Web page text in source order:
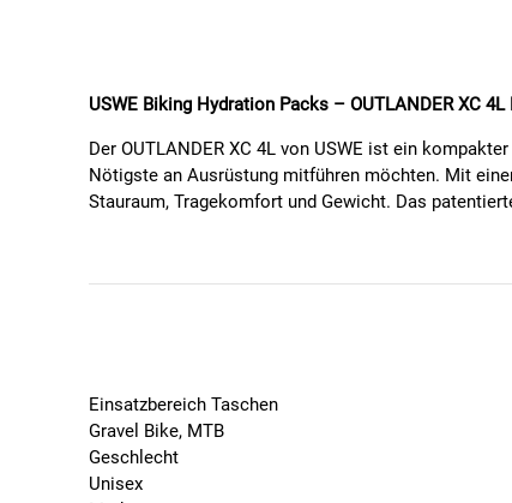
USWE Biking Hydration Packs – OUTLANDER XC
Der OUTLANDER XC 4L von USWE ist ein
Nötigste an Ausrüstung mitführen möchten. Mit
Stauraum, Tragekomfort und Gewicht. Das
hohen Tragekomfort – auch bei anstrengenden,
Features:
NDM 1.0 Harness – patentiertes 4-Punkt-
Gesamtvolumen: 4 Liter
Einsatzbereich Taschen
Gravel Bike, MTB
Geschlecht
Unisex